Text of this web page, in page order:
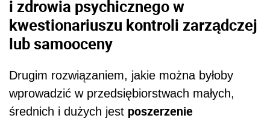
i zdrowia psychicznego w
kwestionariuszu kontroli zarządczej
lub samooceny
Drugim rozwiązaniem, jakie można byłoby
wprowadzić w przedsiębiorstwach małych,
średnich i dużych jest poszerzenie